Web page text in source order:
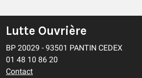
Lutte Ouvrière
BP 20029 - 93501 PANTIN CEDEX
01 48 10 86 20
Contact